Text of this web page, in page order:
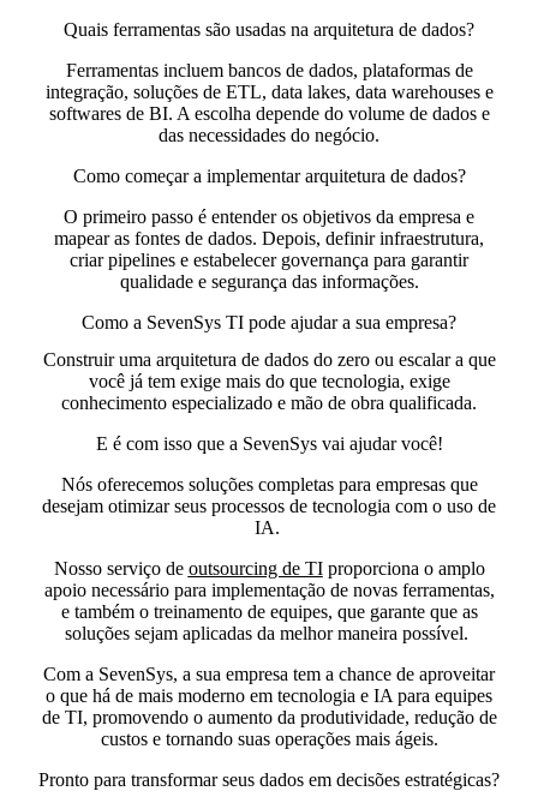
Quais ferramentas são usadas na arquitetura de dados?
Ferramentas incluem bancos de dados, plataformas de
integração, soluções de ETL, data lakes, data warehouses e
softwares de BI. A escolha depende do volume de dados e
das necessidades do negócio.
Como começar a implementar arquitetura de dados?
O primeiro passo é entender os objetivos da empresa e
mapear as fontes de dados. Depois, definir infraestrutura,
criar pipelines e estabelecer governança para garantir
qualidade e segurança das informações.
Como a SevenSys TI pode ajudar a sua empresa?
Construir uma arquitetura de dados do zero ou escalar a que
você já tem exige mais do que tecnologia, exige
conhecimento especializado e mão de obra qualificada.
E é com isso que a SevenSys vai ajudar você!
Nós oferecemos soluções completas para empresas que
desejam otimizar seus processos de tecnologia com o uso de
IA.
Nosso serviço de outsourcing de TIproporciona o amplo
apoio necessário para implementação de novas ferramentas,
e também o treinamento de equipes, que garante que as
soluções sejam aplicadas da melhor maneira possível.
Com a SevenSys, a sua empresa tem a chance de aproveitar
o que há de mais moderno em tecnologia e IA para equipes
de TI, promovendo o aumento da produtividade, redução de
custos e tornando suas operações mais ágeis.
Pronto para transformar seus dados em decisões estratégicas?